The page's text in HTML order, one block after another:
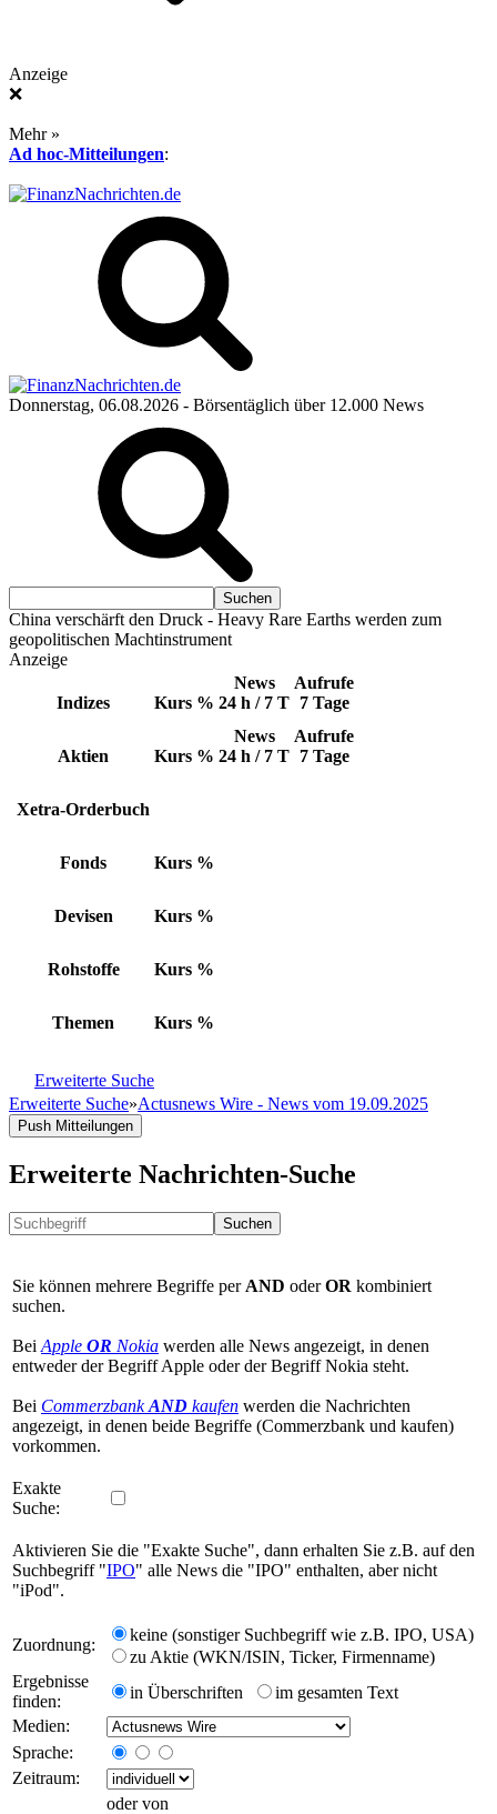
Anzeige
❌
Mehr »
Ad hoc-Mitteilungen:
Donnerstag, 06.08.2026 - Börsentäglich über 12.000 News
China verschärft den Druck - Heavy Rare Earths werden zum
geopolitischen Machtinstrument
Anzeige
Indizes Kurs %
News
24 h / 7 T
Aufrufe
7 Tage
Aktien Kurs %
News
24 h / 7 T
Aufrufe
7 Tage
Xetra-Orderbuch
Fonds Kurs %
Devisen Kurs %
Rohstoffe Kurs %
Themen Kurs %
Erweiterte Suche
Erweiterte Suche»Actusnews Wire - News vom 19.09.2025
Push Mitteilungen
Erweiterte Nachrichten-Suche
Suchen
Sie können mehrere Begriffe per AND oderOR kombiniert
suchen.
Bei Apple OR Nokia werden alle News angezeigt, in denen
entweder der Begriff Apple oder der Begriff Nokia steht.
Bei CommerzbankAND kaufen werden die Nachrichten
angezeigt, in denen beide Begriffe (Commerzbank und kaufen)
vorkommen.
Exakte
Suche:
Aktivieren Sie die "Exakte Suche", dann erhalten Sie z.B. auf den
Suchbegriff "IPO" alle News die "IPO" enthalten, aber nicht
"iPod".
Zuordnung:
keine (sonstiger Suchbegriff wie z.B. IPO, USA)
zu Aktie (WKN/ISIN, Ticker, Firmenname)
Ergebnisse
finden:
in Überschriften
im gesamten Text
Medien:
Sprache:
Zeitraum:
oder von